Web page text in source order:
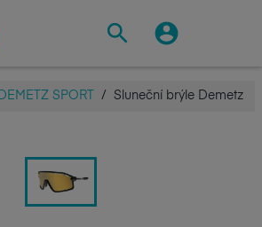
DEMETZ SPORT / Sluneční brýle Demetz